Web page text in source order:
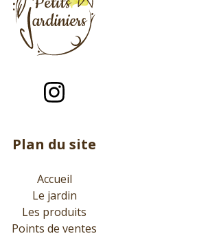
Plan du site
Accueil
Le jardin
Les produits
Points de ventes